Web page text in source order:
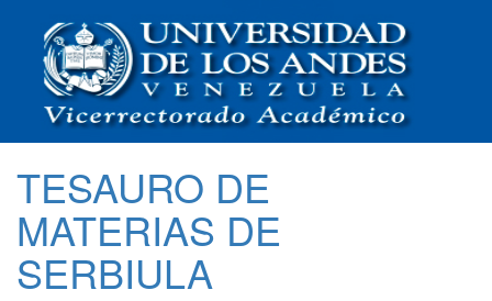
TESAURO DE
MATERIAS DE
SERBIULA